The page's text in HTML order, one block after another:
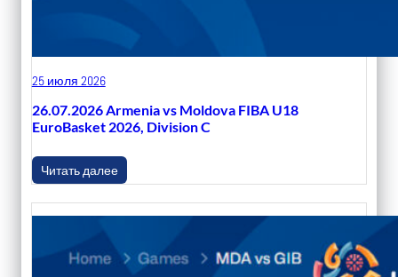
25 июля 2026
26.07.2026 Armenia vs Moldova FIBA U18
EuroBasket 2026, Division C
Читать далее